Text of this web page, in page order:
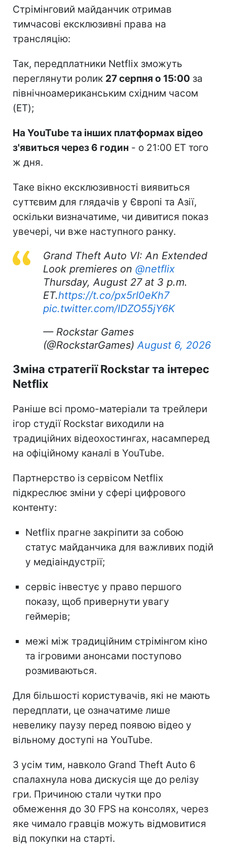
Стрімінговий майданчик отримав
тимчасові ексклюзивні права на
трансляцію:
Так, передплатники Netflix зможуть
переглянути ролик 27 серпня о 15:00 за
північноамериканським східним часом
(ET);
На YouTube та інших платформах відео
з'явиться через 6 годин - о 21:00 ET того
ж дня.
Таке вікно ексклюзивності виявиться
суттєвим для глядачів у Європі та Азії,
оскільки визначатиме, чи дивитися показ
увечері, чи вже наступного ранку.
Grand Theft Auto VI: An Extended
Look premieres on @netflix
Thursday, August 27 at 3 p.m.
ET.https://t.co/px5rI0eKh7
pic.twitter.com/IDZO55jY6K
— Rockstar Games
(@RockstarGames) August 6, 2026
Зміна стратегії Rockstar та інтерес
Netflix
Раніше всі промо-матеріали та трейлери
ігор студії Rockstar виходили на
традиційних відеохостингах, насамперед
на офіційному каналі в YouTube.
Партнерство із сервісом Netflix
підкреслює зміни у сфері цифрового
контенту:
Netflix прагне закріпити за собою
статус майданчика для важливих подій
у медіаіндустрії;
сервіс інвестує у право першого
показу, щоб привернути увагу
геймерів;
межі між традиційним стрімінгом кіно
та ігровими анонсами поступово
розмиваються.
Для більшості користувачів, які не мають
передплати, це означатиме лише
невелику паузу перед появою відео у
вільному доступі на YouTube.
З усім тим, навколо Grand Theft Auto 6
спалахнула нова дискусія ще до релізу
гри. Причиною стали чутки про
обмеження до 30 FPS на консолях, через
яке чимало гравців можуть відмовитися
від покупки на старті.